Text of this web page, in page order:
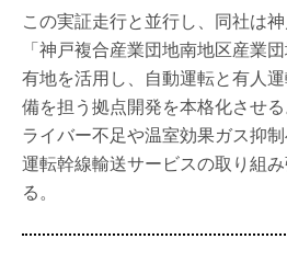
この実証走行と並行し、同社は神
「神戸複合産業団地南地区産業
有地を活用し、自動運転と有人
備を担う拠点開発を本格化させ
ライバー不足や温室効果ガス抑
運転幹線輸送サービスの取り組
る。